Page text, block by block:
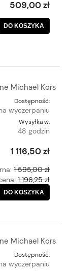
509,00 zł
DO KOSZYKA
Michael Kors
Dostępność:
wyczerpaniu
Wysyłka w:
48 godzin
1 116,50 zł
1 595,00 zł
1 196,25 zł
DO KOSZYKA
Michael Kors
Dostępność:
wyczerpaniu